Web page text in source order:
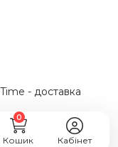
- доставка
Кошик
0
Кабінет